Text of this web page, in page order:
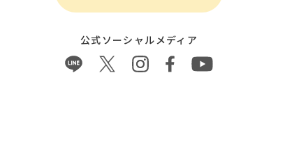
公式ソーシャルメディア